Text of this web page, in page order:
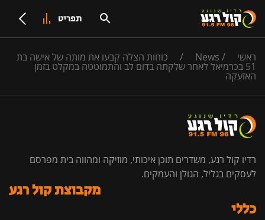
תפריט
ראשי /
News
/ כוחות הצלה קבעו את מותה של אישה בת
51 בכרמיאל לאחר שלקתה בדום לב והתמוטטה במקלט בזמן
האזעקה
רדיו קול רגע, משדרים תוכן איכותי, מוזיקה ומהווה בית מפרסם
לעסקים בגליל, הגולן והעמקים.
כללי
מקבוצת קול רגע